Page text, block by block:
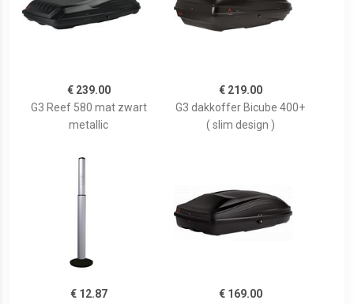
€ 239.00
G3 Reef 580 mat zwart
metallic
€ 219.00
G3 dakkoffer Bicube 400+
( slim design )
€ 12.87
€ 169.00